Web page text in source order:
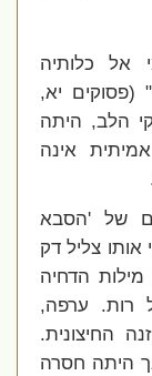
אל כלותיה
יא,
הלב, היתה
אינה
של 'הסבא
צליל דק
הדחיה
ערפה,
היתה חסרה